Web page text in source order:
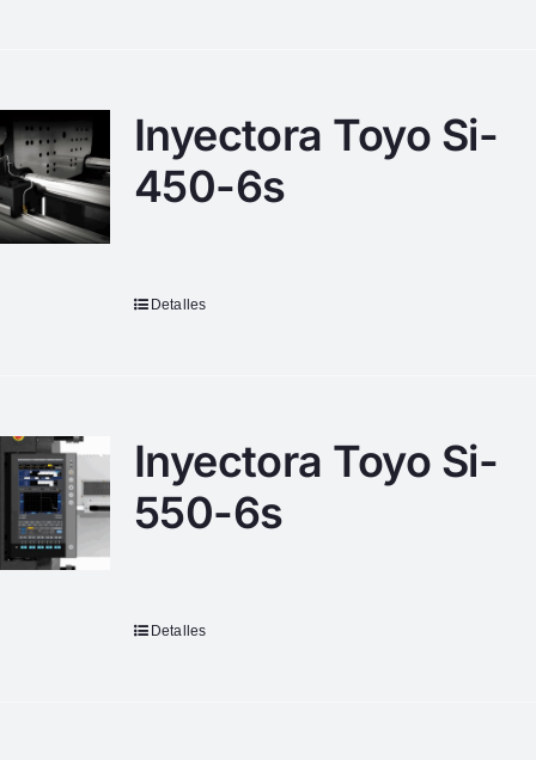
Inyectora Toyo Si-
450-6s
Detalles
Inyectora Toyo Si-
550-6s
Detalles